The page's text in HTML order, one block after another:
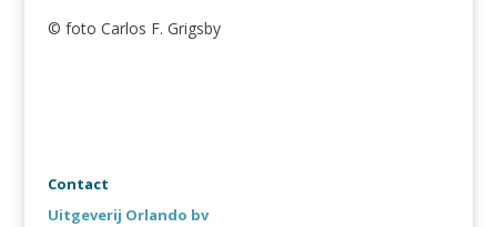
© foto Carlos F. Grigsby
Contact
Uitgeverij Orlando bv